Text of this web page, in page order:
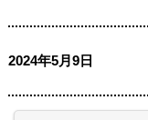
2024年5月9日